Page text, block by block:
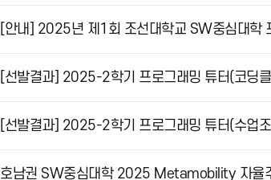
[선발결과] 2025-2학기 프로그래밍 튜터(코딩
[선발결과] 2025-2학기 프로그래밍 튜터(수업